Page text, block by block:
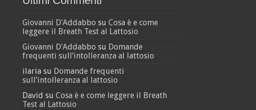
Giovanni D'Addabbo su Cosa è e come
leggere il Breath Test al Lattosio
Giovanni D'Addabbo su Domande
frequenti sull’intolleranza al lattosio
ilaria su Domande frequenti
sull’intolleranza al lattosio
David su Cosa è e come leggere il Breath
Test al Lattosio